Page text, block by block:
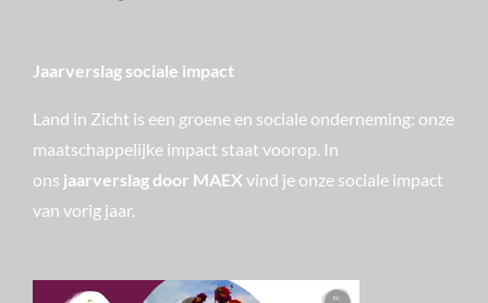
Jaarverslag sociale impact
Land in Zicht is een groene en sociale onderneming: onze
maatschappelijke impact staat voorop. In
ons jaarverslag door MAEX vind je onze sociale impact
van vorig jaar.